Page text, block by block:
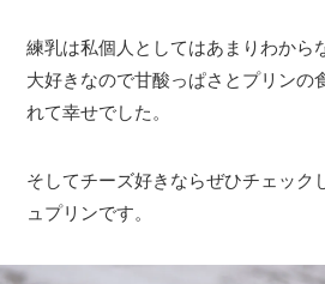
練乳は私個人としてはあまりわから
大好きなので甘酸っぱさとプリンの
れて幸せでした。
そしてチーズ好きならぜひチェック
ュプリンです。